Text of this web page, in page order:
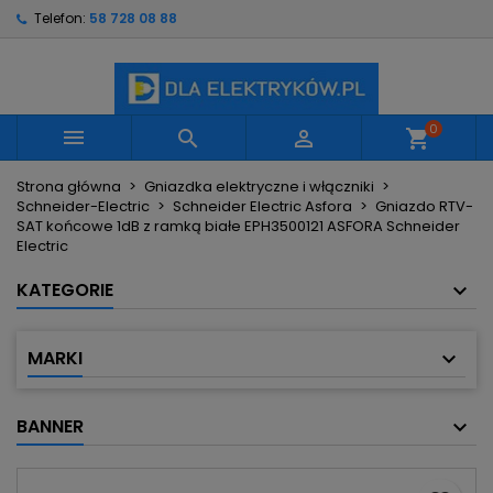
Telefon: 58 728 08 88
   shopping_cart0
Strona główna
Gniazdka elektryczne i włączniki
Schneider-Electric
Schneider Electric Asfora
Gniazdo RTV-
SAT końcowe 1dB z ramką białe EPH3500121 ASFORA Schneider
Electric
KATEGORIE
MARKI
BANNER
Utwórz nową listę
Nazwa listy życzeń
Anuluj Utwórz listę życzeń
Musisz być zalogowany by zapisać produkty na
swojej liście życzeń.
Anuluj Zaloguj się